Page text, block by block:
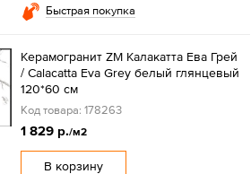
Быстрая покупка
Керамогранит ZM Калакатта Ева Грей
/ Calacatta Eva Grey белый глянцевый
120*60 см
Код товара: 178263
1 829 р./м2
В корзину